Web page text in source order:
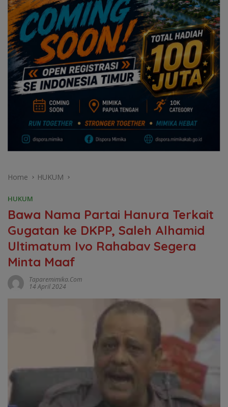
Home HUKUM
HUKUM
Bawa Nama Partai Hanura Terkait
Gugatan ke DKPP, Saleh Alhamid
Ultimatum Ivo Rahabav Segera
Minta Maaf
Taparemimika.com
14 April 2024